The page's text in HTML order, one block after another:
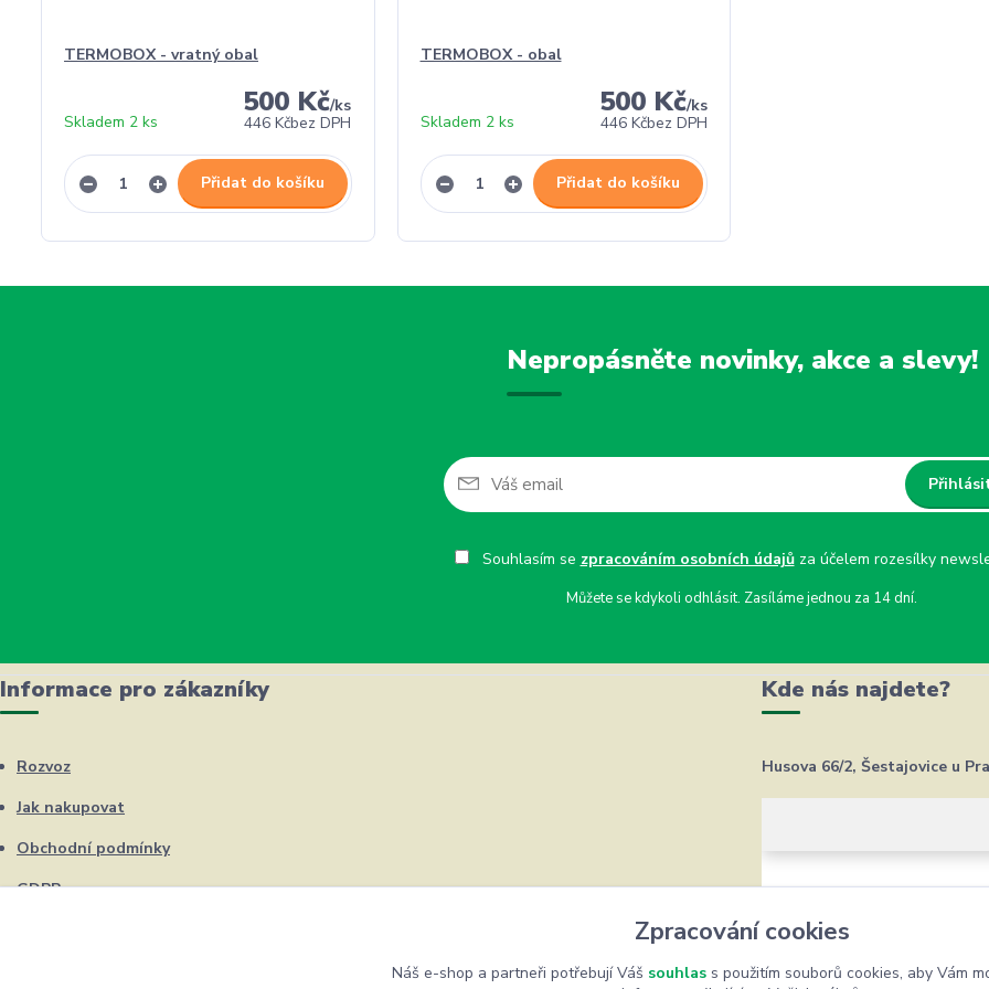
TERMOBOX - vratný obal
500 Kč/ks
446 Kčbez DPH
Skladem 2 ks
Přidat do košíku
TERMOBOX - obal
500 Kč/ks
446 Kčbez DPH
Skladem 2 ks
Přidat do košíku
Nepropásněte novinky, akce a slevy!
Souhlasím se zpracováním osobních údajůza účelem rozesílky
Můžete se kdykoli odhlásit. Zasíláme jednou za 14 dní.
Informace pro zákazníky
Rozvoz
Jak nakupovat
Obchodní podmínky
GDPR
Kde nás najdete?
Husova 66/2, Šestajovice u
Zpracování cookies
Náš e-shop a partneři potřebují Váš souhlass použitím souborů cookies, aby Vám